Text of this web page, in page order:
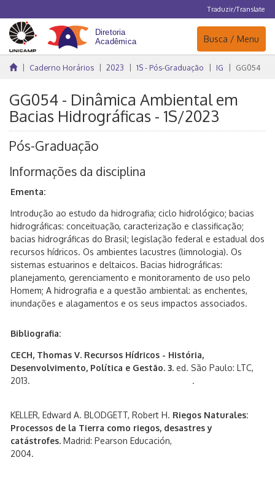
Traduzir/Translate
Navegação
Busca / Menu
Caderno Horários 2023 1S - Pós-Graduação IG GG054
GG054 - Dinâmica Ambiental em
Bacias Hidrográficas - 1S/2023
Pós-Graduação
Informações da disciplina
Ementa:
Introdução ao estudo da hidrografia; ciclo hidrológico; bacias
hidrográficas: conceituação, caracterização e classificação;
bacias hidrográficas do Brasil; legislação federal e estadual dos
recursos hídricos. Os ambientes lacustres (limnologia). Os
sistemas estuarinos e deltaicos. Bacias hidrográficas:
planejamento, gerenciamento e monitoramento de uso pelo
Homem; A hidrografia e a questão ambiental: as enchentes,
inundações e alagamentos e os seus impactos associados.
Bibliografia:
CECH, Thomas V. Recursos Hídricos - História,
Desenvolvimento, Política e Gestão. 3. ed. São Paulo: LTC,
2013. .
KELLER, Edward A. BLODGETT, Robert H. Riegos Naturales:
Processos de la Tierra como riegos, desastres y
catástrofes. Madrid: Pearson Educación,
2004.